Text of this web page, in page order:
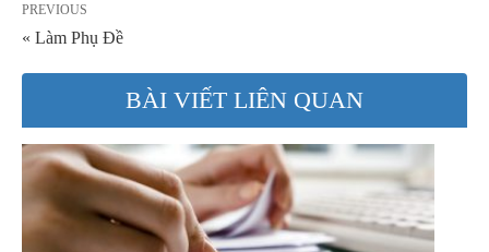
PREVIOUS
« Làm Phụ Đề
BÀI VIẾT LIÊN QUAN